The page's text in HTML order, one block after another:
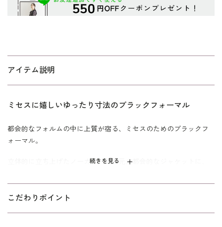
アイテム説明
続きを見る
ミセスに嬉しいゆったり寸法のブラックフォーマル
都会的なフォルムの中に上質が宿る、ミセスのためのブラックフ
ォーマル。
立体的に立ち上げたノーカラーの襟元が都会的なジャケットに、
ーマルアンサンブル。 繊細なシャドウボーダーが喪服としての品
格を感じさせる逸品です。 ジャケットは二箇所のカギホックで留
こだわりポイント